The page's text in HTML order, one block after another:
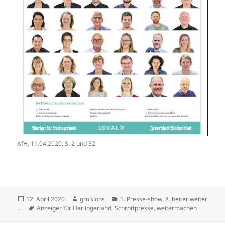
AfH, 11.04.2020, S. 2 und 52
Veröffentlicht
am
12. April 2020 Autor
grußlohs Kategorien
1. Presse-show,8. heiter weiter
...
Schlagwörter
Anzeiger für Harlingerland,Schrottpresse,weitermachen